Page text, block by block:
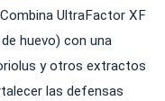
UltraFactor XF
huevo) con una
y otros extractos
las defensas